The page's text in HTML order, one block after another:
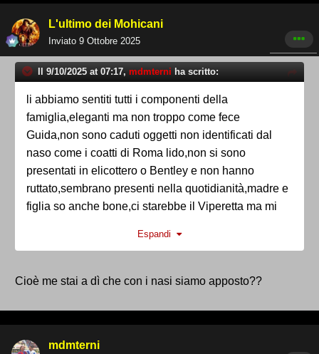
L'ultimo dei Mohicani
Inviato 9 Ottobre 2025
Il 9/10/2025 at 07:17, mdmterni ha scritto:
li abbiamo sentiti tutti i componenti della
famiglia,eleganti ma non troppo come fece
Guida,non sono caduti oggetti non identificati dal
naso come i coatti di Roma lido,non si sono
presentati in elicottero o Bentley e non hanno
ruttato,sembrano presenti nella quotidianità,madre e
figlia so anche bone,ci starebbe il Viperetta ma mi
Espandi
Cioè me stai a dì che con i nasi siamo apposto??
mdmterni